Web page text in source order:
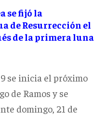
se fijó la
de Resurrección el
de la primera luna
se inicia el próximo
de Ramos y se
domingo, 21 de